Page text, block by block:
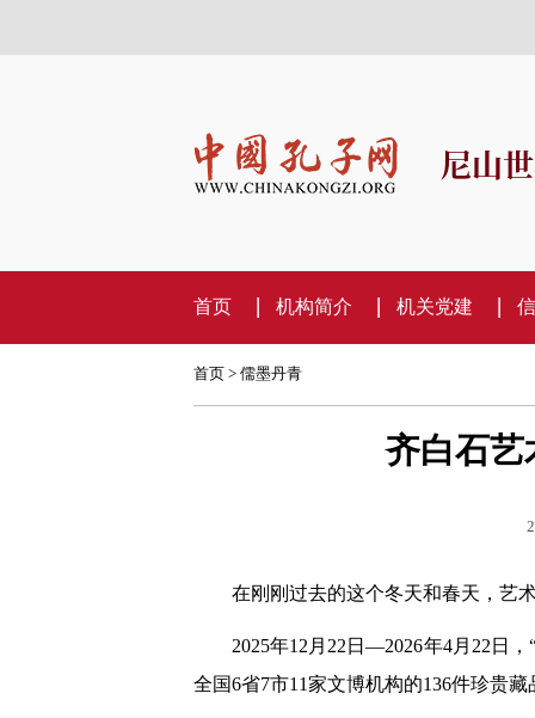
尼山
首页 机构简介 机关党建
首页> 儒墨丹青
齐白石艺
在刚刚过去的这个冬天和春天，艺
2025年12月22日—2026年4月22日
全国6省7市11家文博机构的136件珍贵